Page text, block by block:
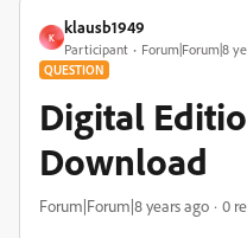
K
klausb1949
Participant Forum|Forum|8
QUESTION
Digital
Download
Forum|Forum|8 years ago 0